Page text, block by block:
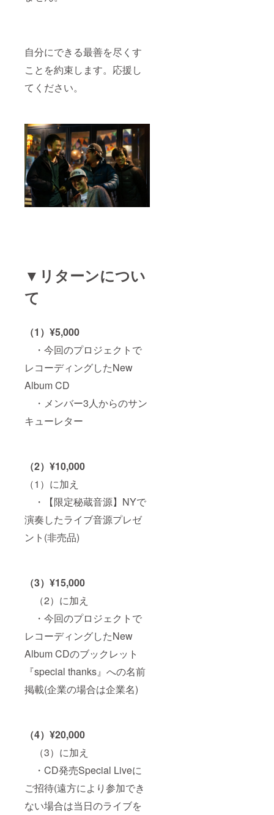
自分にできる最善を尽くす
ことを約束します。応援し
てください。
▼リターンについ
て
（1）¥5,000
・今回のプロジェクトで
レコーディングしたNew
Album CD
・メンバー3人からのサン
キューレター
（2）¥10,000
（1）に加え
・【限定秘蔵音源】NYで
演奏したライブ音源プレゼ
ント(非売品)
（3）¥15,000
（2）に加え
・今回のプロジェクトで
レコーディングしたNew
Album CDのブックレット
『special thanks』への名前
掲載(企業の場合は企業名)
（4）¥20,000
（3）に加え
・CD発売Special Liveに
ご招待(遠方により参加でき
ない場合は当日のライブを